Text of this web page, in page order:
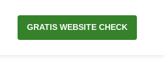
GRATIS WEBSITE CHECK